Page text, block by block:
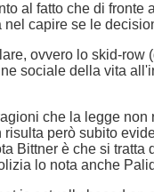
al fatto che di
capire se le
ovvero lo skid-
sociale della vita
che la legge
però subito
Bittner è che si
lo nota anche